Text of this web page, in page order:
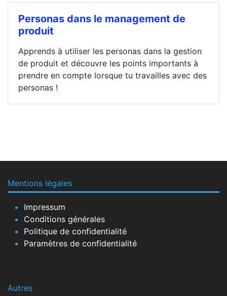
Personas dans le management de
produit
Apprends à utiliser les personas dans la gestion
de produit et découvre les points importants à
prendre en compte lorsque tu travailles avec des
personas !
Mentions légales
Impressum
Conditions générales
Politique de confidentialité
Paramètres de confidentialité
Autres